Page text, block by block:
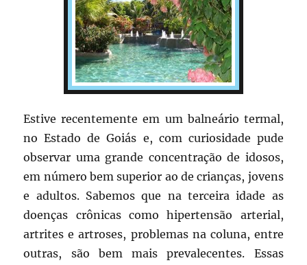
Estive recentemente em um balneário termal,
no Estado de Goiás e, com curiosidade pude
observar uma grande concentração de idosos,
em número bem superior ao de crianças, jovens
e adultos. Sabemos que na terceira idade as
doenças crônicas como hipertensão arterial,
artrites e artroses, problemas na coluna, entre
outras, são bem mais prevalecentes. Essas